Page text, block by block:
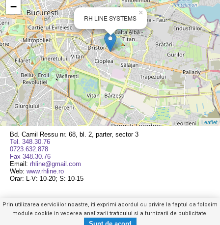
RH LINE SYSTEMS
×
−
Leaflet
Bd. Camil Ressu nr. 68, bl. 2, parter, sector 3
Tel. 348.30.76
0723.632.878
Fax 348.30.76
Email: rhline@gmail.com
Web: www.rhline.ro
Orar: L-V: 10-20; S: 10-15
Trimite mesaj privat
Prin utilizarea serviciilor noastre, iti exprimi acordul cu privire la faptul ca folosim
module cookie in vederea analizarii traficului si a furnizarii de publicitate.